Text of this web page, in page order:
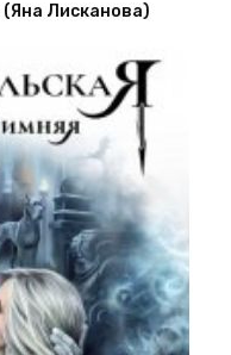
(Яна Лисканова)